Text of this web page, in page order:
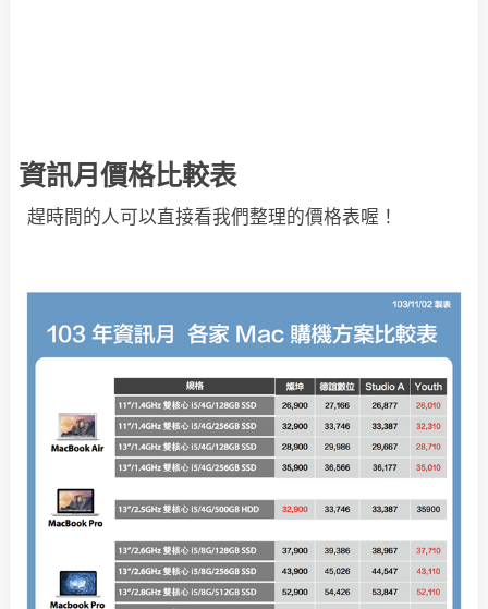
資訊月價格比較表
趕時間的人可以直接看我們整理的價格表喔！